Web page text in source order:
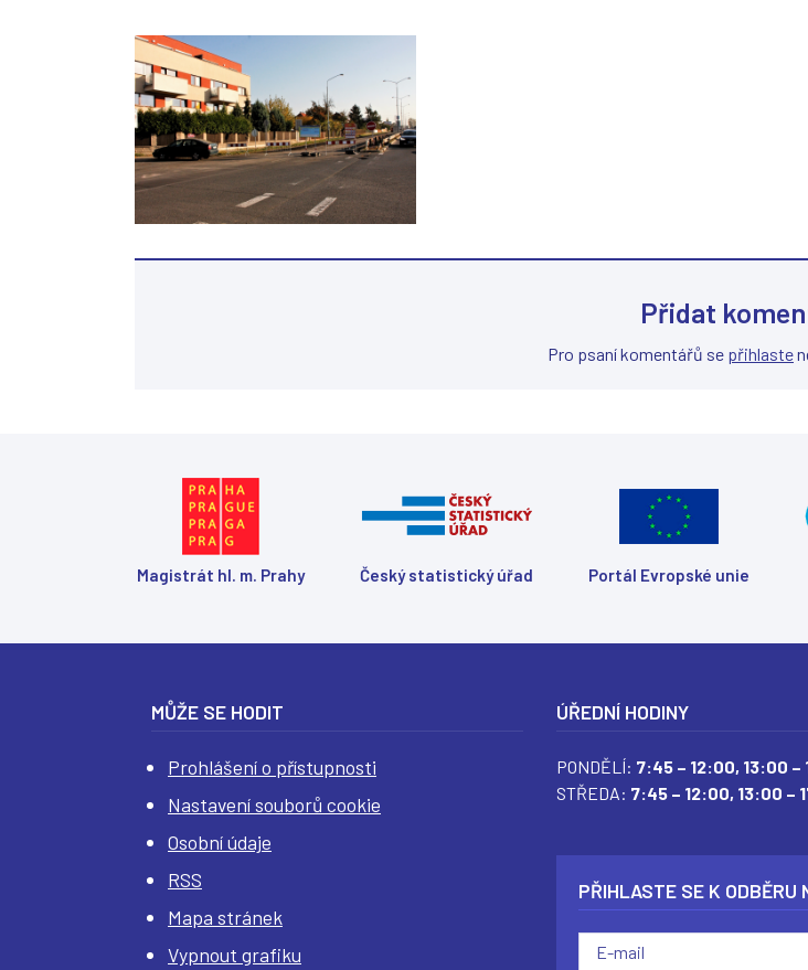
Přidat
Pro psaní komentářů se přihlaste
Magistrát hl. m. Prahy Český statistický úřad Portál Evropské unie
MŮŽE SE HODIT
Prohlášení o přístupnosti
Nastavení souborů cookie
Osobní údaje
RSS
Mapa stránek
Vypnout grafiku
ÚŘEDNÍ HODINY
PONDĚLÍ: 7:45 – 12:00, 13:00 –
STŘEDA: 7:45 – 12:00, 13:00 –
PŘIHLASTE SE K ODBĚRU